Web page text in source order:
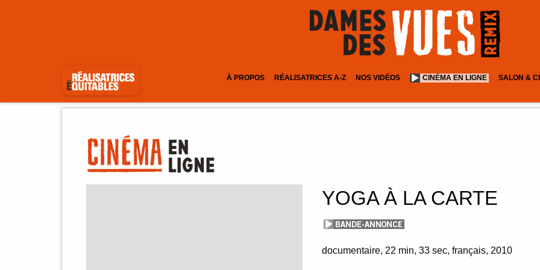
À PROPOS RÉALISATRICES A-Z NOS VIDÉOS CINÉMA EN LIGNE SALON &
YOGA À LA CARTE
documentaire 22 min 33 sec français 2010